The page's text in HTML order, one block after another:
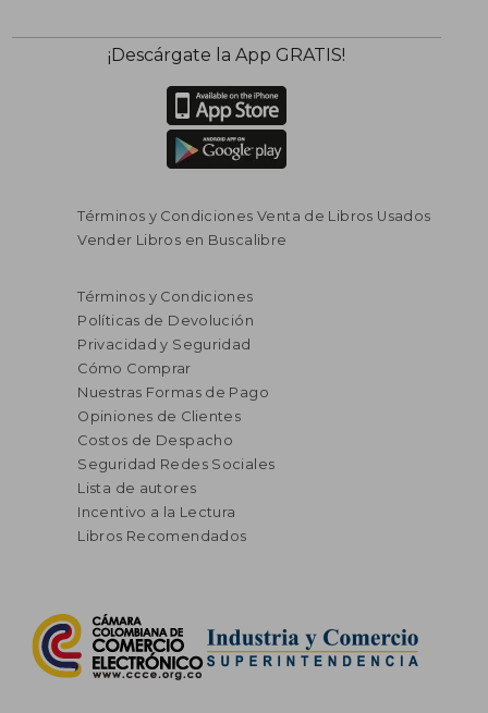
dcto. $ 59.807
¡Descárgate la App GRATIS!
Términos y Condiciones Venta de Libros Usados
Vender Libros en Buscalibre
Términos y Condiciones
Políticas de Devolución
Privacidad y Seguridad
Cómo Comprar
Nuestras Formas de Pago
Opiniones de Clientes
Costos de Despacho
Seguridad Redes Sociales
Lista de autores
Incentivo a la Lectura
Libros Recomendados